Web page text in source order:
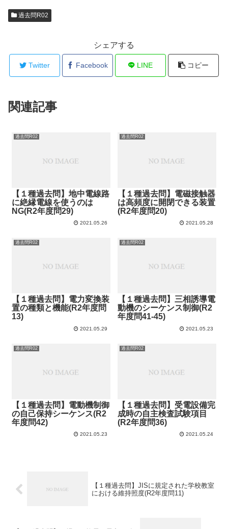
過去問R02
シェアする
Twitter Facebook LINE コピー
関連記事
過去問R02
【１種過去問】地中電線路
に絶縁電線を使うのは
NG(R2年度問29)
2021.05.26
過去問R02
【１種過去問】電磁接触器
は高頻度に開閉できる装置
(R2年度問20)
2021.05.28
過去問R02
【１種過去問】電力変換装
置の種類と機能(R2年度問
13)
2021.05.29
過去問R02
【１種過去問】三相誘導電
動機のシーケンス制御(R2
年度問41-45)
2021.05.23
過去問R02
【１種過去問】電動機制御
の自己保持シーケンス(R2
年度問42)
2021.05.23
過去問R02
【１種過去問】受電設備完
成時の自主検査試験項目
(R2年度問36)
2021.05.24
【１種過去問】JISに規定された学校教室
における維持照度(R2年度問11)